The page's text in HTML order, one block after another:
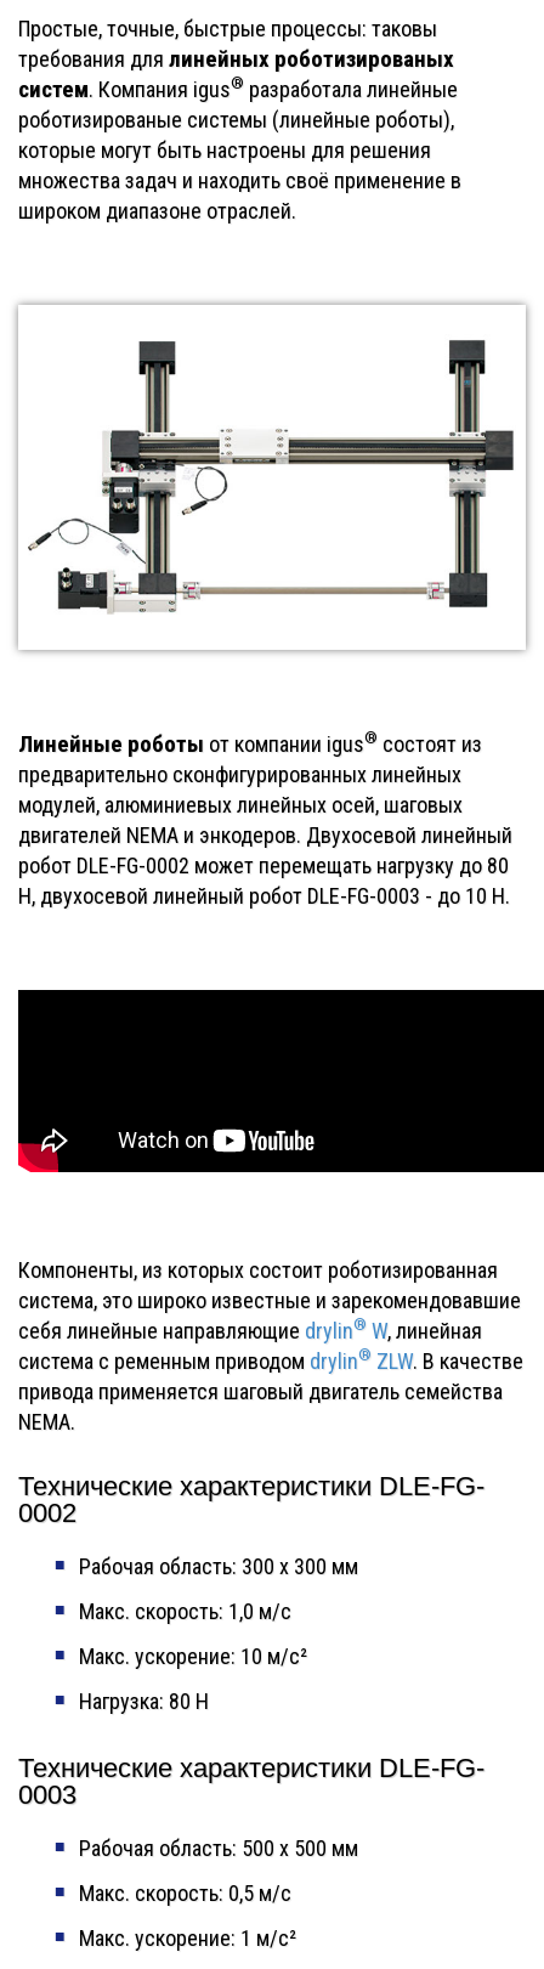
Простые, точные, быстрые процессы: таковы
требования для линейных роботизированых
систем. Компания igus® разработала линейные
роботизированые системы (линейные роботы),
которые могут быть настроены для решения
множества задач и находить своё применение в
широком диапазоне отраслей.
Линейные роботы от компании igus® состоят из
предварительно сконфигурированных линейных
модулей, алюминиевых линейных осей, шаговых
двигателей NEMA и энкодеров. Двухосевой линейный
робот DLE-FG-0002 может перемещать нагрузку до 80
Н, двухосевой линейный робот DLE-FG-0003 - до 10 Н.
Компоненты, из которых состоит роботизированная
система, это широко известные и зарекомендовавшие
себя линейные направляющие drylin® W, линейная
система с ременным приводом drylin® ZLW. В качестве
привода применяется шаговый двигатель семейства
NEMA.
Технические характеристики DLE-FG-
0002
Рабочая область: 300 х 300 мм
Макс. скорость: 1,0 м/с
Макс. ускорение: 10 м/с²
Нагрузка: 80 Н
Технические характеристики DLE-FG-
0003
Рабочая область: 500 х 500 мм
Макс. скорость: 0,5 м/с
Макс. ускорение: 1 м/с²